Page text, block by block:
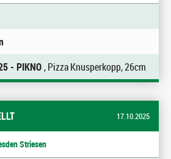
- PIKNO, Pizza Knusperkopp, 26cm
17.10.2025
Striesen